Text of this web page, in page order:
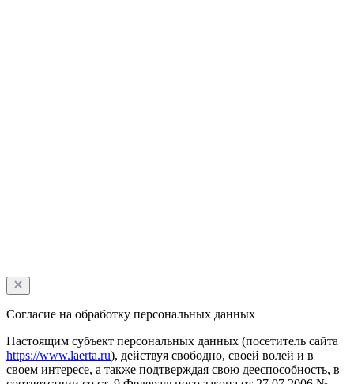
Согласие на обработку персональных данных
Настоящим субъект персональных данных (посетитель сайта
https://www.laerta.ru), действуя свободно, своей волей и в
своем интересе, а также подтверждая свою дееспособность, в